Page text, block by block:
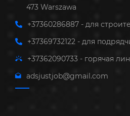
473 Warszawa
+37360286887 - для
+37369732122 - для
+37362090733 - горячая
adsjustjob@gmail.com